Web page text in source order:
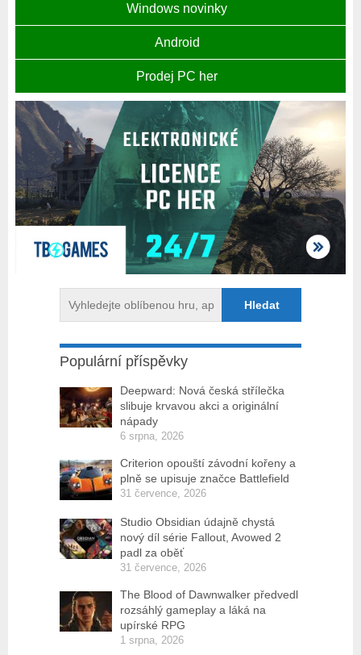
Windows novinky
Android
Prodej PC her
Populární příspěvky
Deepward: Nová česká střílečka
slibuje krvavou akci a originální
nápady
6 srpna, 2026
Criterion opouští závodní kořeny a
plně se upisuje značce Battlefield
31 července, 2026
Studio Obsidian údajně chystá
nový díl série Fallout, Avowed 2
padl za oběť
31 července, 2026
The Blood of Dawnwalker předvedl
rozsáhlý gameplay a láká na
upírské RPG
1 srpna, 2026